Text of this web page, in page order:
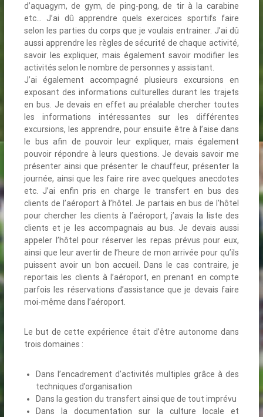
d’aquagym, de gym, de ping-pong, de tir à la carabine
etc… J’ai dû apprendre quels exercices sportifs faire
selon les parties du corps que je voulais entrainer. J’ai dû
aussi apprendre les règles de sécurité de chaque activité,
savoir les expliquer, mais également savoir modifier les
activités selon le nombre de personnes y assistant.
J’ai également accompagné plusieurs excursions en
exposant des informations culturelles durant les trajets
en bus. Je devais en effet au préalable chercher toutes
les informations intéressantes sur les différentes
excursions, les apprendre, pour ensuite être à l’aise dans
le bus afin de pouvoir leur expliquer, mais également
pouvoir répondre à leurs questions. Je devais savoir me
présenter ainsi que présenter le chauffeur, présenter la
journée, ainsi que les faire rire avec quelques anecdotes
etc. J’ai enfin pris en charge le transfert en bus des
clients de l’aéroport à l’hôtel. Je partais en bus de l’hôtel
pour chercher les clients à l’aéroport, j’avais la liste des
clients et je les accompagnais au bus. Je devais aussi
appeler l’hôtel pour réserver les repas prévus pour eux,
ainsi que leur avertir de l’heure de mon arrivée pour qu’ils
puissent avoir un bon accueil. Dans le cas contraire, je
reportais les clients à l’aéroport, en prenant en compte
parfois les réservations d’assistance que je devais faire
moi-même dans l’aéroport.
Le but de cette expérience était d’être autonome dans
trois domaines :
Dans l’encadrement d’activités multiples grâce à des
techniques d’organisation
Dans la gestion du transfert ainsi que de tout imprévu
Dans la documentation sur la culture locale et